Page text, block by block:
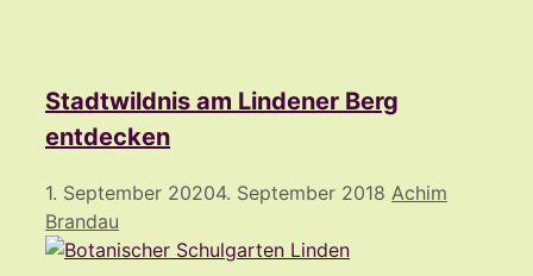
Stadtwildnis am Lindener Berg
entdecken
1. September 20204. September 2018 Achim
Brandau